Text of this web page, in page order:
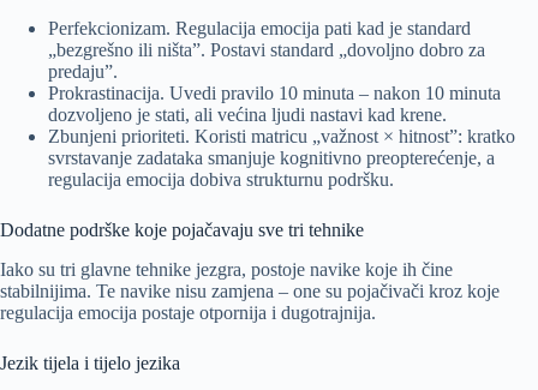
Perfekcionizam. Regulacija emocija pati kad je standard
„bezgrešno ili ništa”. Postavi standard „dovoljno dobro za
predaju”.
Prokrastinacija. Uvedi pravilo 10 minuta – nakon 10 minuta
dozvoljeno je stati, ali većina ljudi nastavi kad krene.
Zbunjeni prioriteti. Koristi matricu „važnost × hitnost”: kratko
svrstavanje zadataka smanjuje kognitivno preopterećenje, a
regulacija emocija dobiva strukturnu podršku.
Dodatne podrške koje pojačavaju sve tri tehnike
Iako su tri glavne tehnike jezgra, postoje navike koje ih čine
stabilnijima. Te navike nisu zamjena – one su pojačivači kroz koje
regulacija emocija postaje otpornija i dugotrajnija.
Jezik tijela i tijelo jezika